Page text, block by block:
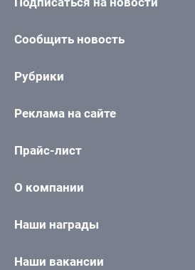
Сообщить новость
Рубрики
Реклама на сайте
Прайс-лист
О компании
Наши награды
Наши вакансии